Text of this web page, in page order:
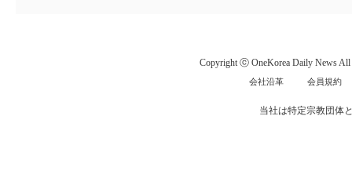
Copyright ⓒ OneKorea Daily News All
会社沿革 会員規約
当社は特定宗教団体